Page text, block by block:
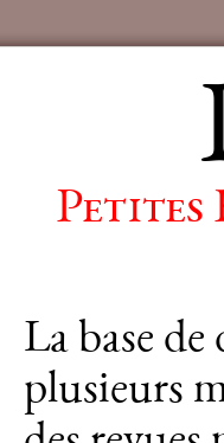
Petites
La base
plusieurs